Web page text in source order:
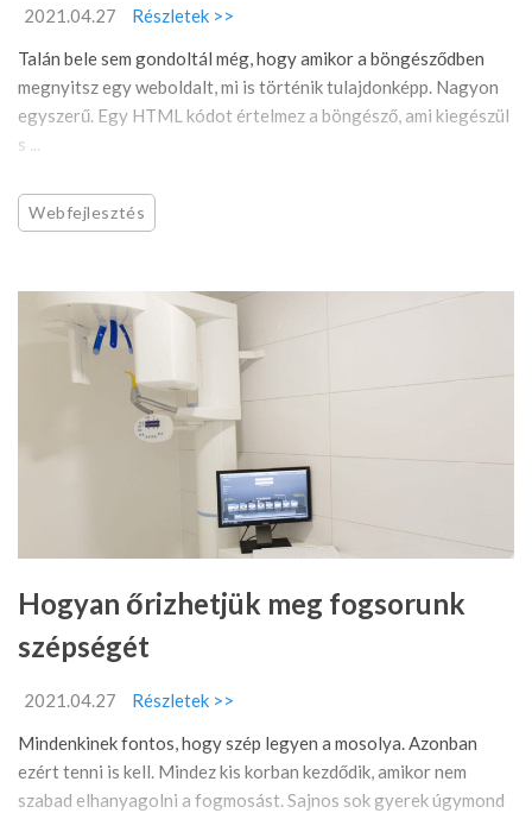
2021.04.27
Részletek >>
Talán bele sem gondoltál még, hogy amikor a böngésződben
megnyitsz egy weboldalt, mi is történik tulajdonképp. Nagyon
egyszerű. Egy HTML kódot értelmez a böngésző, ami kiegészül
s ...
Webfejlesztés
Hogyan őrizhetjük meg fogsorunk
szépségét
2021.04.27
Részletek >>
Mindenkinek fontos, hogy szép legyen a mosolya. Azonban
ezért tenni is kell. Mindez kis korban kezdődik, amikor nem
szabad elhanyagolni a fogmosást. Sajnos sok gyerek úgymond